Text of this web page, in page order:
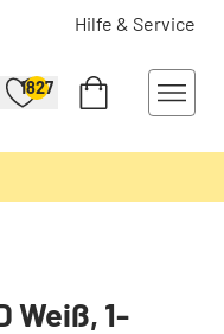
Hilfe & Service
1827
Weiß, 1-